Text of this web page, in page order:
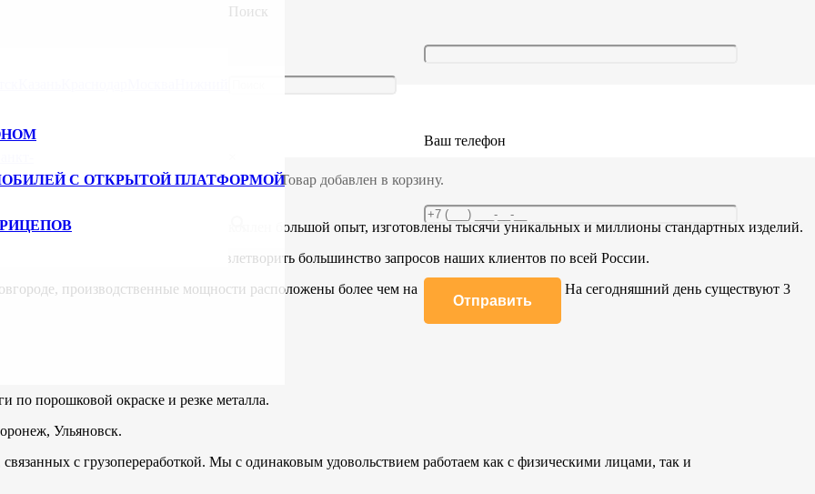
Поиск
Ваш телефон
С ОТКРЫТОЙ ПЛАТФОРМОЙТовар добавлен в корзину.
комплектующих (храповиков, крюков), вся продукция успешно проходит производственный контроль, это позволяет
к высоким перегрузкам.
негабаритных товаров, для обеспечения безопасности необходимо купить стяжные ремни для фиксации грузов по
имеется на складе и готова к отгрузке по заявке покупателя. Возможны поставки любого объема по предварительному
с 1999 года. За это время накоплен большой опыт, изготовлены тысячи уникальных и миллионы стандартных изделий.
оборудование позволяют удовлетворить большинство запросов наших клиентов по всей России.
производственные мощности расположены более чем на 6000 кв. м. площадей. На сегодняшний день существуют 3
порошковой окраске и резке металла.
Ульяновск.
с грузопереработкой. Мы с одинаковым удовольствием работаем как с физическими лицами, так и